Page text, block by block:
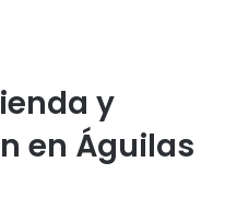
y
en Águilas